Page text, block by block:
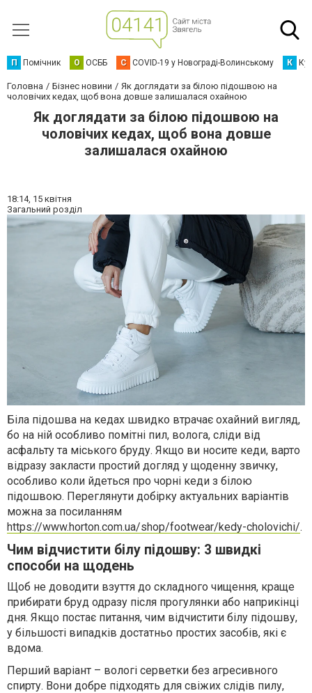
П Помічник О ОСББ C COVID-19 у Новограді-Волинському К
Головна Бізнес новини
Як доглядати за білою підошвою на
чоловічих кедах, щоб вона довше залишалася охайною
Як доглядати за білою підошвою на
чоловічих кедах, щоб вона довше
залишалася охайною
18:14, 15 квітня
Загальний розділ
Біла підошва на кедах швидко втрачає охайний вигляд,
бо на ній особливо помітні пил, волога, сліди від
асфальту та міського бруду. Якщо ви носите кеди, варто
відразу закласти простий догляд у щоденну звичку,
особливо коли йдеться про чорні кеди з білою
підошвою. Переглянути добірку актуальних варіантів
можна за посиланням
https://www.horton.com.ua/shop/footwear/kedy-cholovichi/.
Чим відчистити білу підошву: 3 швидкі
способи на щодень
Щоб не доводити взуття до складного чищення, краще
прибирати бруд одразу після прогулянки або наприкінці
дня. Якщо постає питання, чим відчистити білу підошву,
у більшості випадків достатньо простих засобів, які є
вдома.
Перший варіант – вологі серветки без агресивного
спирту. Вони добре підходять для свіжих слідів пилу,